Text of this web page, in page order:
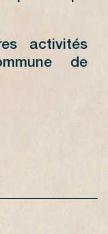
activités
de